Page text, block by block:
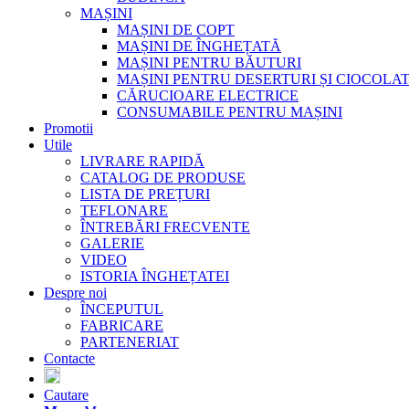
MAȘINI
MAȘINI DE COPT
MAȘINI DE ÎNGHEȚATĂ
MAȘINI PENTRU BĂUTURI
MAȘINI PENTRU DESERTURI ȘI
CĂRUCIOARE ELECTRICE
CONSUMABILE PENTRU MAȘINI
Promotii
Utile
LIVRARE RAPIDĂ
CATALOG DE PRODUSE
LISTA DE PREȚURI
TEFLONARE
ÎNTREBĂRI FRECVENTE
GALERIE
VIDEO
ISTORIA ÎNGHEȚATEI
Despre noi
ÎNCEPUTUL
FABRICARE
PARTENERIAT
Contacte
Cautare